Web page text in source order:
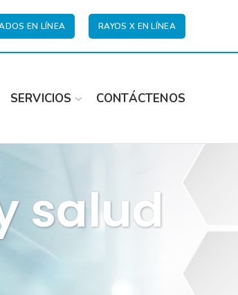
EN LÍNEA RAYOS X EN LÍNEA
SERVICIOS CONTÁCTENOS
salud